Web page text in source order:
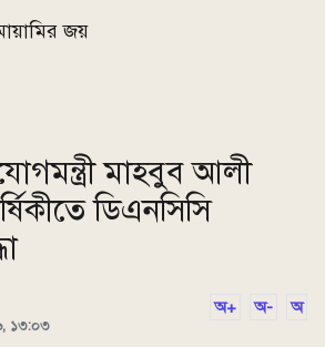
জয়
মাহবুব আলী
ডিএনসিসি
১৩:০৩
অ+ অ- অ